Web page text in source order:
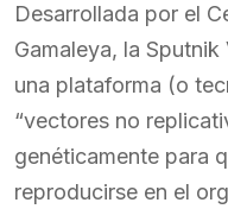
Desarrollada por el
Gamaleya, la
una plataforma (o
“vectores no
genéticamente para
reproducirse en el